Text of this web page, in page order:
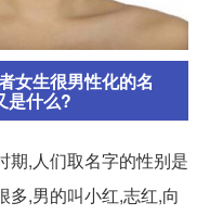
女生很男性化的名
是什么?
期,人们取名字的性别是
多,男的叫小红,志红,向